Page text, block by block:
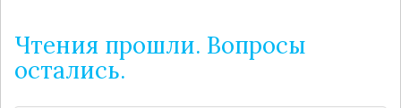
Чтения прошли. Вопросы
остались.